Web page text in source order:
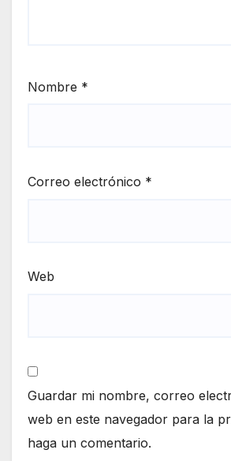
Nombre *
Correo electrónico *
Web
Guardar mi nombre, correo
web en este navegador para la
haga un comentario.